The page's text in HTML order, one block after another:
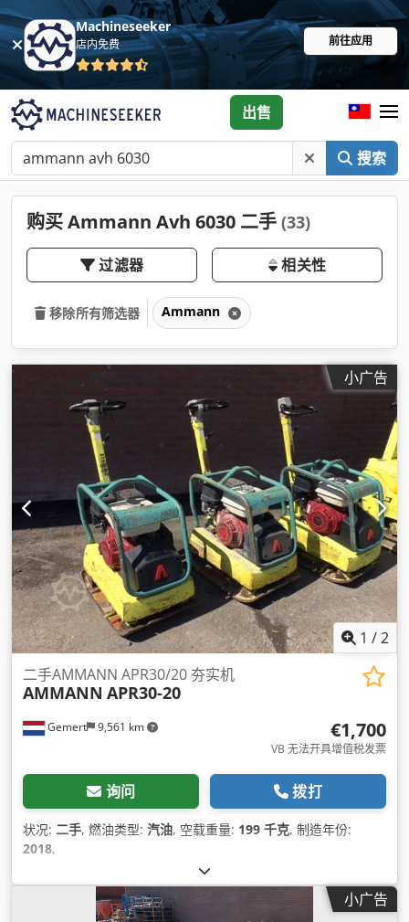
Machineseeker
店内免费 前往应用
搜索
出售
购买 Ammann Avh 6030 二手 (33)
过滤器 相关性
移除所有筛选器 Ammann
小广告
1 /2
Gemert 9,561 km
二手AMMANN APR30/20 夯实机
AMMANN APR30-20
€1,700
VB 无法开具增值税发票
询问 拨打
状况: 二手, 燃油类型: 汽油, 空载重量: 199 千克, 制造年份:
2018,
小广告